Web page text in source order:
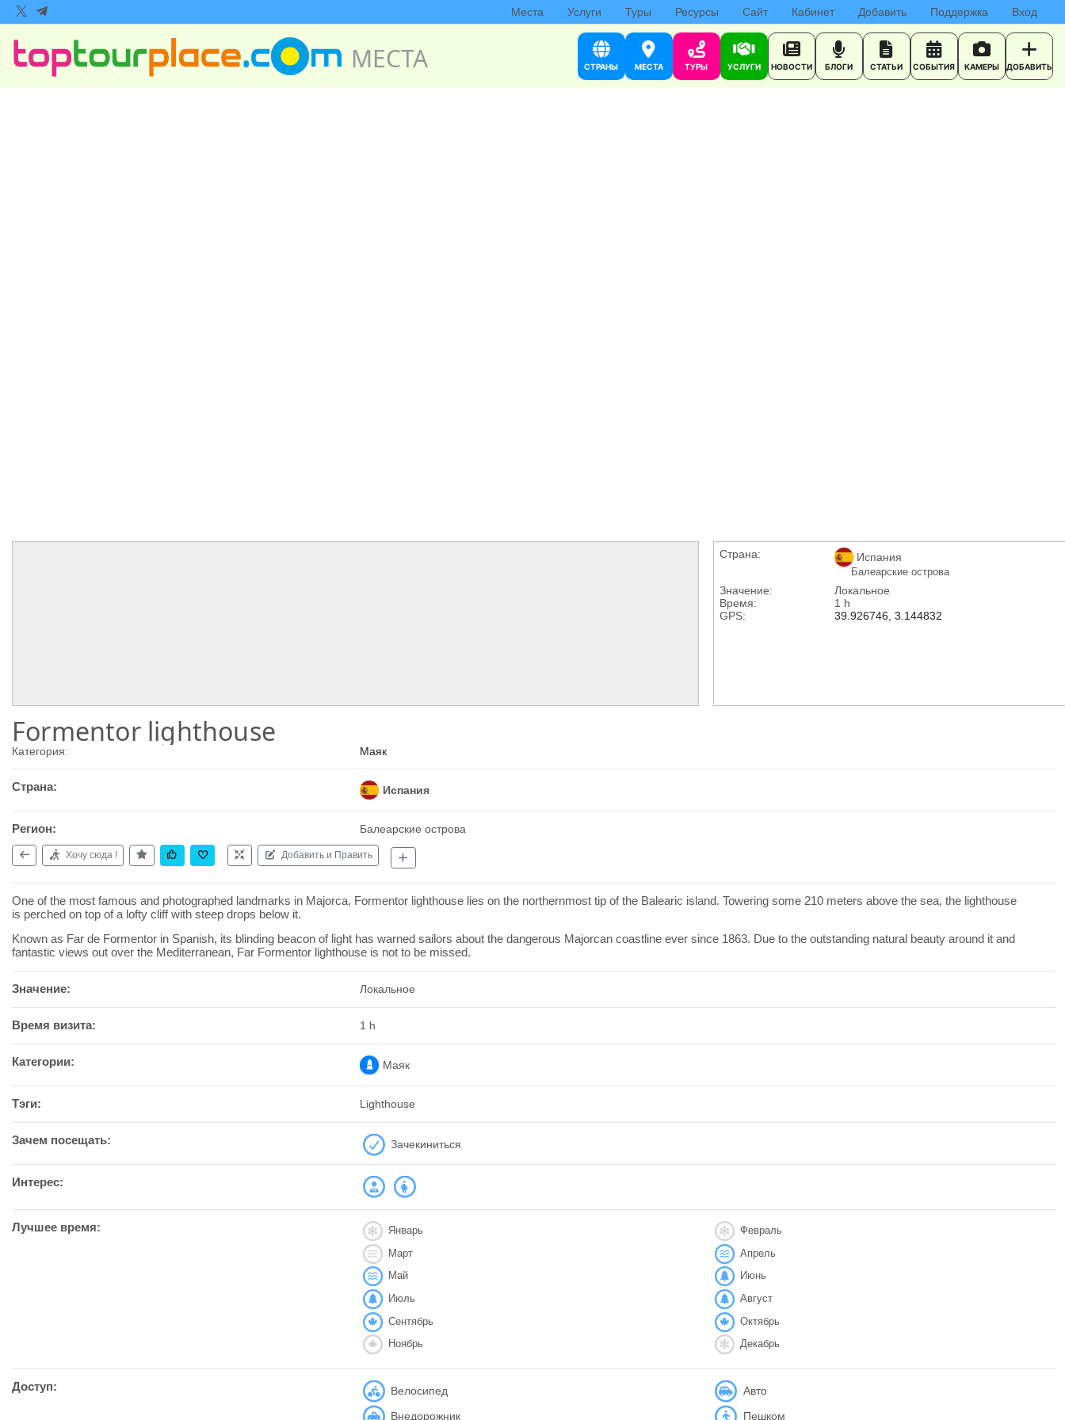
Места Услуги Туры Ресурсы Сайт Кабинет Добавить Поддержка Вход
МЕСТА СТРАНЫ МЕСТА ТУРЫ УСЛУГИ НОВОСТИ БЛОГИ СТАТЬИ СОБЫТИЯ КАМЕРЫ ДОБАВИТЬ
Страна: Испания
Балеарские острова
Значение:
Локальное
Время:
1 h
GPS:
39.926746, 3.144832
Formentor lighthouse
Категория: Маяк
Страна: Испания
Регион: Балеарские острова
Хочу сюда ! Добавить и Править
One of the most famous and photographed landmarks in Majorca, Formentor lighthouse lies on the northernmost tip of the Balearic island. Towering some 210 meters above the sea, the lighthouse
is perched on top of a lofty cliff with steep drops below it.
Known as Far de Formentor in Spanish, its blinding beacon of light has warned sailors about the dangerous Majorcan coastline ever since 1863. Due to the outstanding natural beauty around it and
fantastic views out over the Mediterranean, Far Formentor lighthouse is not to be missed.
Значение: Локальное
Время визита: 1 h
Категории: Маяк
Тэги: Lighthouse
Зачем посещать: Зачекиниться
Интерес:
Лучшее время: Январь Февраль
Март Апрель
Май Июнь
Июль Август
Сентябрь Октябрь
Ноябрь Декабрь
Доступ: Велосипед
Авто
Внедорожник
Пешком